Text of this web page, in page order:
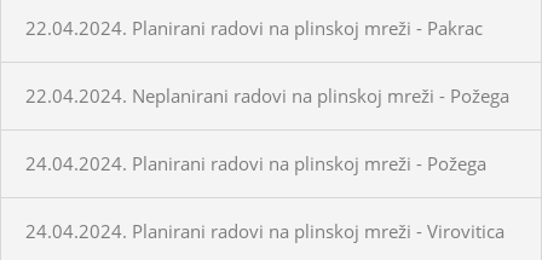
22.04.2024. Planirani radovi na plinskoj mreži - Pakrac
22.04.2024. Neplanirani radovi na plinskoj mreži - Požega
24.04.2024. Planirani radovi na plinskoj mreži - Požega
24.04.2024. Planirani radovi na plinskoj mreži - Virovitica